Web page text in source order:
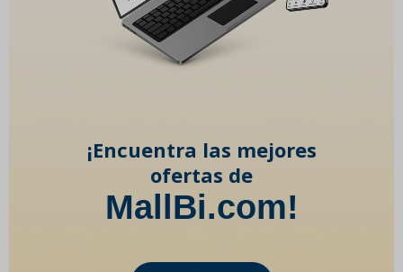
¡Encuentra las mejores
ofertas de
MallBi.com!